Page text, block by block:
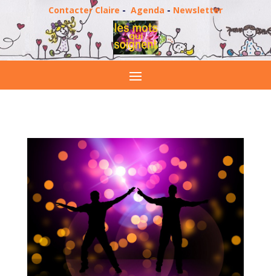
Contacter Claire - Agenda - Newsletter